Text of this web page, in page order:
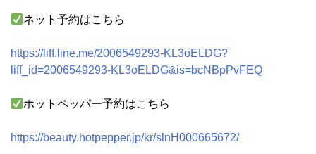
ネット予約はこちら
https://liff.line.me/2006549293-KL3oELDG?
liff_id=2006549293-KL3oELDG&is=bcNBpPvFEQ
ホットペッパー予約はこちら
https://beauty.hotpepper.jp/kr/slnH000665672/